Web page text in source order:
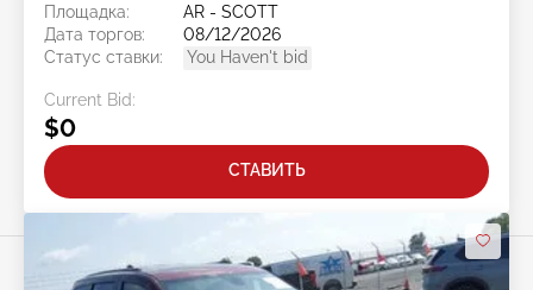
Площадка:
AR - SCOTT
Дата торгов:
08/12/2026
Статус ставки:
You Haven't bid
Current Bid:
$0
СТАВИТЬ